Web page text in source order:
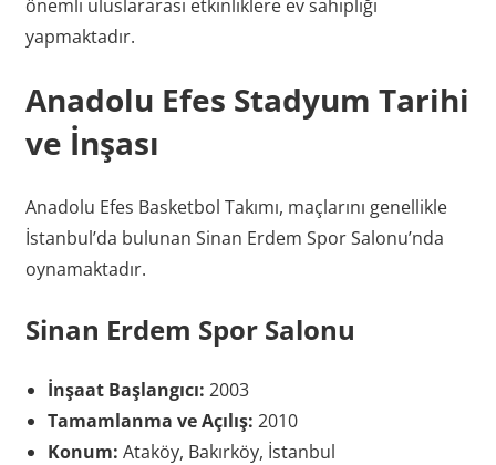
önemli uluslararası etkinliklere ev sahipliği
yapmaktadır.
Anadolu Efes Stadyum Tarihi
ve İnşası
Anadolu Efes Basketbol Takımı, maçlarını genellikle
İstanbul’da bulunan Sinan Erdem Spor Salonu’nda
oynamaktadır.
Sinan Erdem Spor Salonu
İnşaat Başlangıcı: 2003
Tamamlanma ve Açılış: 2010
Konum: Ataköy, Bakırköy, İstanbul